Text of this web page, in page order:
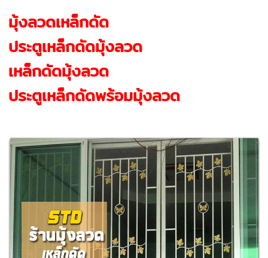
มุ้งลวดเหล็กดัด
ประตูเหล็กดัดมุ้งลวด
เหล็กดัดมุ้งลวด
ประตูเหล็กดัดพร้อมมุ้งลวด